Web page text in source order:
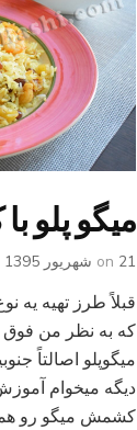
میگو پلو
on 21 شهریور 1395
قبلاً طرز تهیه یه
که به نظر من
میگوپلو اصالتاً
دیگه میخوام
کشمش میگو رو